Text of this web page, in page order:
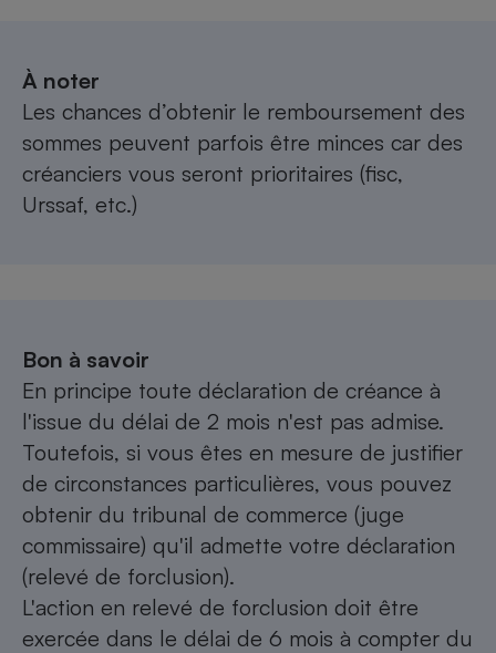
À noter
Les chances d’obtenir le remboursement des
sommes peuvent parfois être minces car des
créanciers vous seront prioritaires (fisc,
Urssaf, etc.)
Bon à savoir
En principe toute déclaration de créance à
l'issue du délai de 2 mois n'est pas admise.
Toutefois, si vous êtes en mesure de justifier
de circonstances particulières, vous pouvez
obtenir du tribunal de commerce (juge
commissaire) qu'il admette votre déclaration
(relevé de forclusion).
L'action en relevé de forclusion doit être
exercée dans le délai de 6 mois à compter du